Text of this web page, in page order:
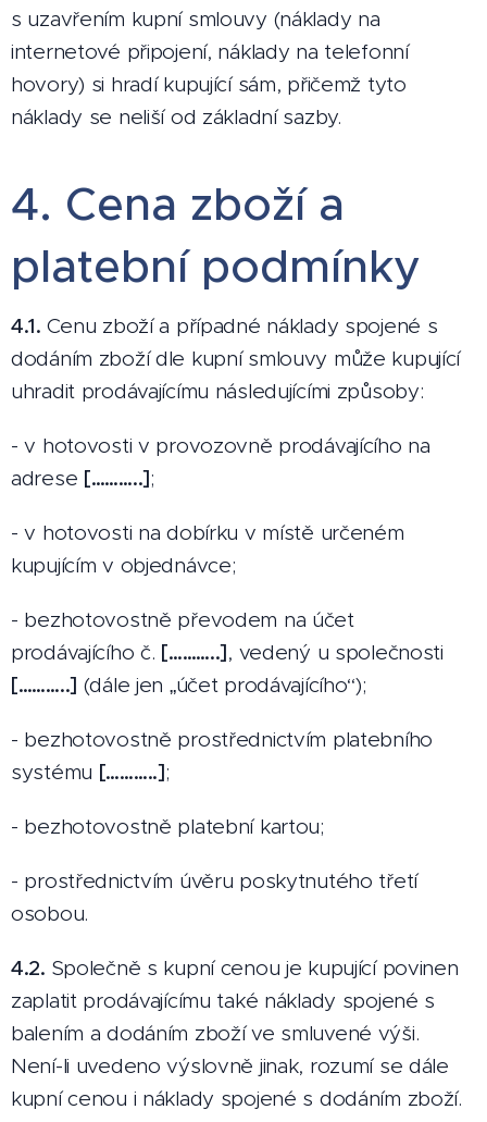
s uzavřením kupní smlouvy (náklady na
internetové připojení, náklady na telefonní
hovory) si hradí kupující sám, přičemž tyto
náklady se neliší od základní sazby.
4. Cena zboží a
platební podmínky
4.1. Cenu zboží a případné náklady spojené s
dodáním zboží dle kupní smlouvy může kupující
uhradit prodávajícímu následujícími způsoby:
- v hotovosti v provozovně prodávajícího na
adrese [………..];
- v hotovosti na dobírku v místě určeném
kupujícím v objednávce;
- bezhotovostně převodem na účet
prodávajícího č. [………..], vedený u společnosti
[………..] (dále jen „účet prodávajícího“);
- bezhotovostně prostřednictvím platebního
systému [………..];
- bezhotovostně platební kartou;
- prostřednictvím úvěru poskytnutého třetí
osobou.
4.2. Společně s kupní cenou je kupující povinen
zaplatit prodávajícímu také náklady spojené s
balením a dodáním zboží ve smluvené výši.
Není-li uvedeno výslovně jinak, rozumí se dále
kupní cenou i náklady spojené s dodáním zboží.